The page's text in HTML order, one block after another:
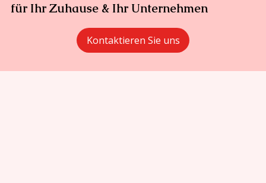
für Ihr Zuhause & Ihr Unternehmen
Kontaktieren Sie uns